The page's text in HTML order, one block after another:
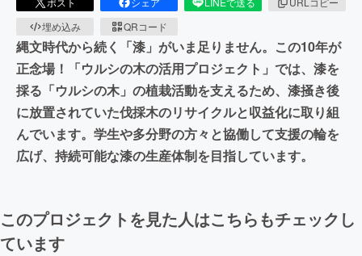
埋め込み
QRコード
縄文時代から続く「漆」がいま足りません。この10年が
正念場！「ウルシの木の活用プロジェクト」では、漆を
採る「ウルシの木」の植栽活動を支えるため、漆掻き後
に放置されていた伐採木のリサイクルと収益化に取り組
んでいます。学生や多分野の方々と協働して支援の輪を
広げ、持続可能な漆の生産体制を目指しています。
このプロジェクトを見た人はこちらもチェックし
ています